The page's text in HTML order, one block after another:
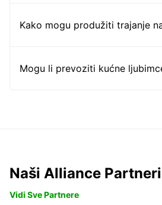
Kako mogu produžiti trajanje
Mogu li prevoziti kućne
Naši Alliance Partneri
Vidi Sve Partnere